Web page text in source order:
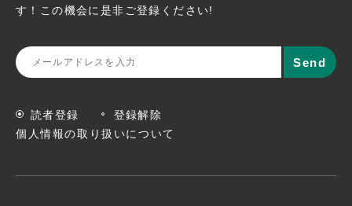
す！この機会に是非ご登録ください!
読者登録
登録解除
個人情報の取り扱いについて